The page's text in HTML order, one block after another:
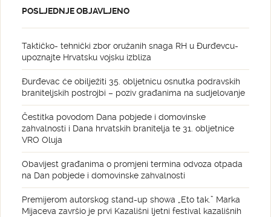
POSLJEDNJE OBJAVLJENO
Taktičko- tehnički zbor oružanih snaga RH u Đurđevcu-
upoznajte Hrvatsku vojsku izbliza
Đurđevac će obilježiti 35. obljetnicu osnutka podravskih
braniteljskih postrojbi – poziv građanima na sudjelovanje
Čestitka povodom Dana pobjede i domovinske
zahvalnosti i Dana hrvatskih branitelja te 31. obljetnice
VRO Oluja
Obavijest građanima o promjeni termina odvoza otpada
na Dan pobjede i domovinske zahvalnosti
Premijerom autorskog stand-up showa „Eto tak.” Marka
Mijaceva završio je prvi Kazališni ljetni festival kazališnih